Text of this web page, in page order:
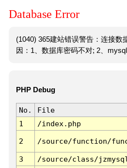
Database Error
(1040) 365建站错误警告：连接数
因：1、数据库密码不对; 2、mysql
PHP Debug
No. File
1
/index.php
2 /source/function/
3 /source/class/